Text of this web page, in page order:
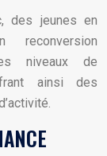
des jeunes en
niveaux de
ainsi des